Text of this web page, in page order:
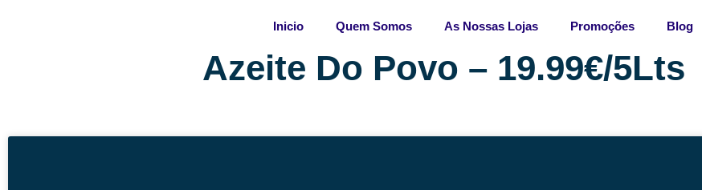
Inicio Quem Somos As Nossas Lojas Promoções Blog
Azeite Do Povo – 19.99€/5Lts